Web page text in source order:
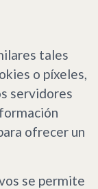
tales
o píxeles,
servidores
ofrecer un
se permite